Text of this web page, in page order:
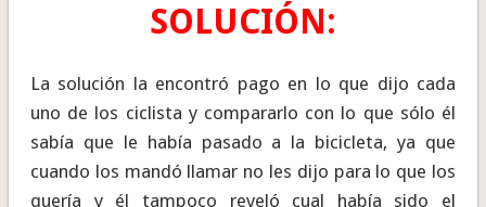
SOLUCIÓN:
La solución la encontró pago en lo que dijo cada
uno de los ciclista y compararlo con lo que sólo él
sabía que le había pasado a la bicicleta, ya que
cuando los mandó llamar no les dijo para lo que los
quería y él tampoco reveló cual había sido el